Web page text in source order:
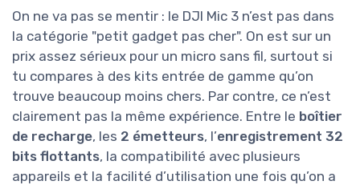
On ne va pas se mentir : le DJI Mic 3 n’est pas dans
la catégorie "petit gadget pas cher". On est sur un
prix assez sérieux pour un micro sans fil, surtout si
tu compares à des kits entrée de gamme qu’on
trouve beaucoup moins chers. Par contre, ce n’est
clairement pas la même expérience. Entre le boîtier
de recharge, les 2 émetteurs, l’enregistrement 32
bits flottants, la compatibilité avec plusieurs
appareils et la facilité d’utilisation une fois qu’on a